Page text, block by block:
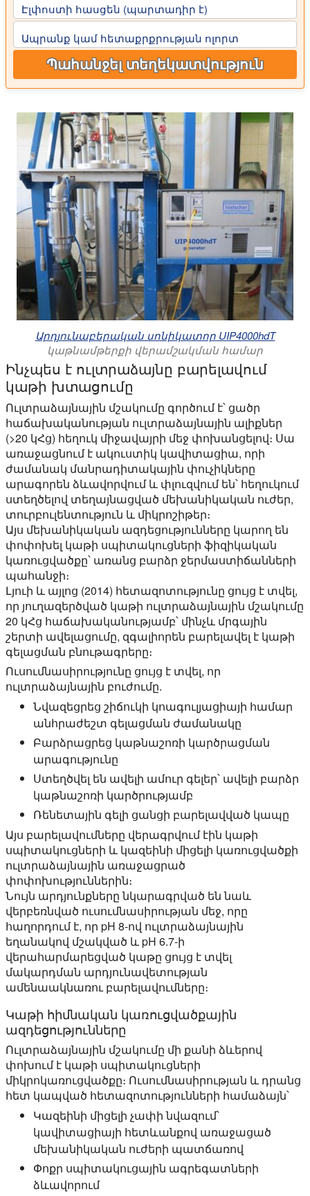
Էլփոստի հասցեն (պարտադիր է)
Ապրանք կամ հետաքրքրության ոլորտ
Պահանջել տեղեկատվություն
Արդյունաբերական սոնիկատոր UIP4000hdT
կաթնամթերքի վերամշակման համար
Ինչպես է ուլտրաձայնը բարելավում
կաթի խտացումը
Ուլտրաձայնային մշակումը գործում է՝ ցածր
հաճախականության ուլտրաձայնային ալիքներ
(>20 կՀց) հեղուկ միջավայրի մեջ փոխանցելով։ Սա
առաջացնում է ակուստիկ կավիտացիա, որի
ժամանակ մանրադիտակային փուչիկները
արագորեն ձևավորվում և փլուզվում են՝ հեղուկում
ստեղծելով տեղայնացված մեխանիկական ուժեր,
տուրբուլենտություն և միկրոշիթեր։
Այս մեխանիկական ազդեցությունները կարող են
փոփոխել կաթի սպիտակուցների ֆիզիկական
կառուցվածքը՝ առանց բարձր ջերմաստիճանների
պահանջի։
Լյուի և այլոց (2014) հետազոտությունը ցույց է տվել,
որ յուղազերծված կաթի ուլտրաձայնային մշակումը
20 կՀց հաճախականությամբ՝ մինչև մրգային
շերտի ավելացումը, զգալիորեն բարելավել է կաթի
գելացման բնութագրերը։
Ուսումնասիրությունը ցույց է տվել, որ
ուլտրաձայնային բուժումը.
Նվազեցրեց շիճուկի կոագուլյացիայի համար
անհրաժեշտ գելացման ժամանակը
Բարձրացրեց կաթնաշոռի կարծրացման
արագությունը
Ստեղծվել են ավելի ամուր գելեր՝ ավելի բարձր
կաթնաշոռի կարծրությամբ
Ռենետային գելի ցանցի բարելավված կապը
Այս բարելավումները վերագրվում էին կաթի
սպիտակուցների և կազեինի միցելի կառուցվածքի
ուլտրաձայնային առաջացրած
փոփոխություններին։
Նույն արդյունքները նկարագրված են նաև
վերբեռնված ուսումնասիրության մեջ, որը
հաղորդում է, որ pH 8-ով ուլտրաձայնային
եղանակով մշակված և pH 6.7-ի
վերահարմարեցված կաթը ցույց է տվել
մակարդման արդյունավետության
ամենաակնառու բարելավումները։
Կաթի հիմնական կառուցվածքային
ազդեցությունները
Ուլտրաձայնային մշակումը մի քանի ձևերով
փոխում է կաթի սպիտակուցների
միկրոկառուցվածքը։ Ուսումնասիրության և դրանց
հետ կապված հետազոտությունների համաձայն՝
Կազեինի միցելի չափի նվազում՝
կավիտացիայի հետևանքով առաջացած
մեխանիկական ուժերի պատճառով
Փոքր սպիտակուցային ագրեգատների
ձևավորում